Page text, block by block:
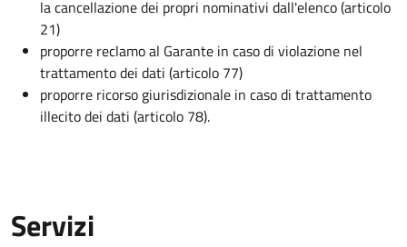
la cancellazione dei propri nominativi dall'elenco (articolo
21)
proporre reclamo al Garante in caso di violazione nel
trattamento dei dati (articolo 77)
proporre ricorso giurisdizionale in caso di trattamento
illecito dei dati (articolo 78).
Servizi